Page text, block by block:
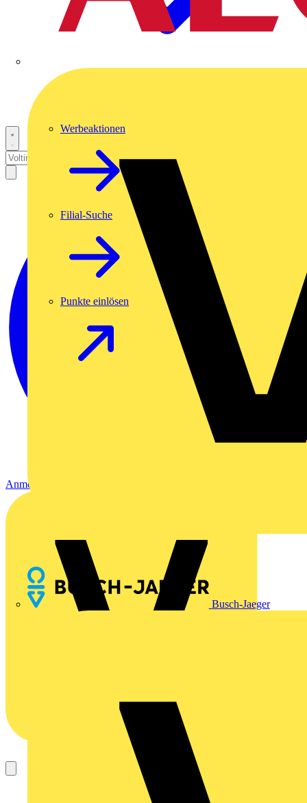
Busch-Jaeger
Werbeaktionen
Filial-Suche
Punkte einlösen
Anmelden